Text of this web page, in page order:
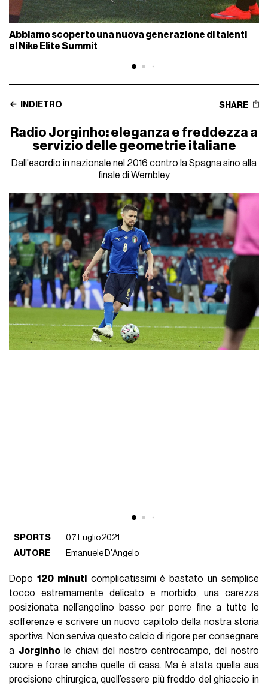
Abbiamo scoperto una nuova generazione di talenti
al Nike Elite Summit
INDIETRO SHARE
Radio Jorginho: eleganza e freddezza a
servizio delle geometrie italiane
Dall'esordio in nazionale nel 2016 contro la Spagna sino alla
finale di Wembley
SPORTS
07 Luglio 2021
AUTORE
Emanuele D'Angelo
Dopo 120 minuticomplicatissimi è bastato un semplice
tocco estremamente delicato e morbido, una carezza
posizionata nell’angolino basso per porre fine a tutte le
sofferenze e scrivere un nuovo capitolo della nostra storia
sportiva. Non serviva questo calcio di rigore per consegnare
a Jorginhole chiavi del nostro centrocampo, del nostro
cuore e forse anche quelle di casa. Ma è stata quella sua
precisione chirurgica, quell’essere più freddo del ghiaccio in